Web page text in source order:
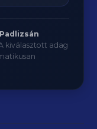
Padlizsán
kiválasztott adag